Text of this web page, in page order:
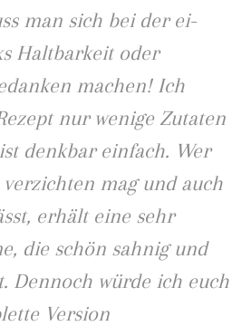
man sich bei der ei-
Haltbarkeit oder
machen! Ich
nur wenige Zutaten
denkbar einfach. Wer
mag und auch
erhält eine sehr
die schön sahnig und
Dennoch würde ich euch
Version